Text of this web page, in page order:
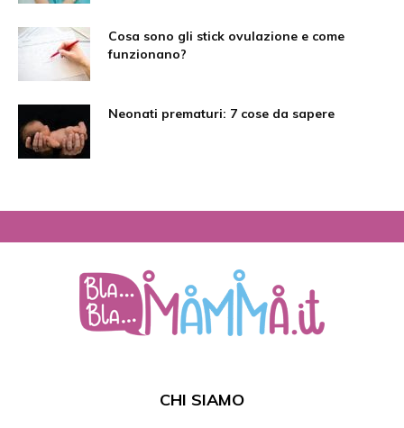
Cosa sono gli stick ovulazione e come
funzionano?
Neonati prematuri: 7 cose da sapere
CHI SIAMO